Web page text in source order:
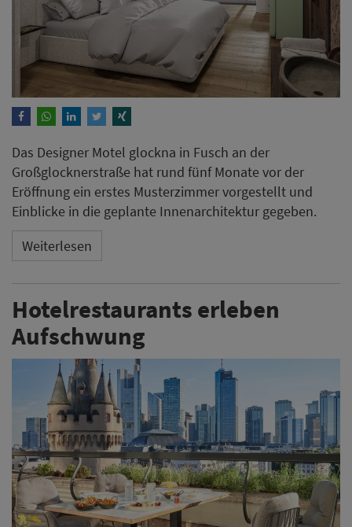
Das Designer Motel glockna in Fusch an der
Großglocknerstraße hat rund fünf Monate vor der
Eröffnung ein erstes Musterzimmer vorgestellt und
Einblicke in die geplante Innenarchitektur gegeben.
Weiterlesen
Hotelrestaurants erleben
Aufschwung